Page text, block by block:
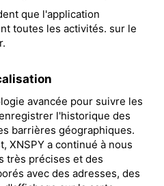
que l'application
toutes les activités. sur le
avancée pour suivre les
l'historique des
barrières géographiques.
XNSPY a continué à nous
très précises et des
avec des adresses, des